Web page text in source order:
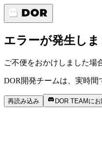
エラーが発生しま
ご不便をおかけしました場
DOR開発チームは、実時間
再読み込み DOR TEAMに